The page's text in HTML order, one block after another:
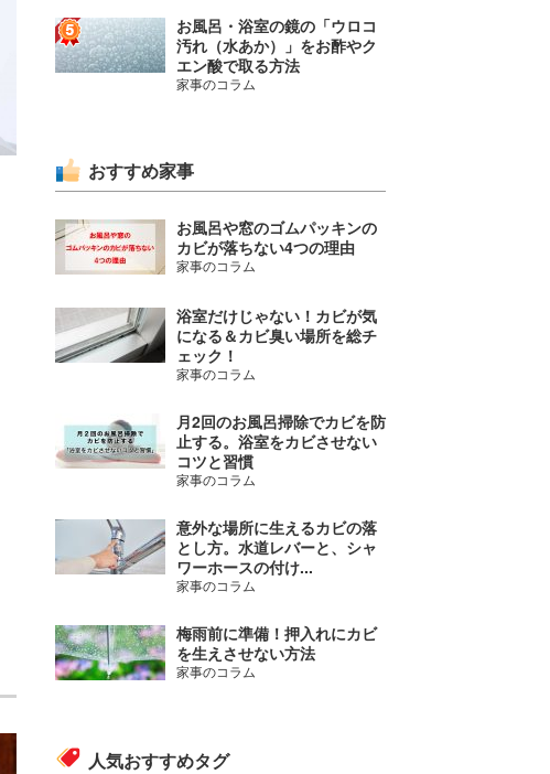
お風呂・浴室の鏡の「ウロコ
汚れ（水あか）」をお酢やク
エン酸で取る方法
家事のコラム
おすすめ家事
お風呂や窓のゴムパッキンの
カビが落ちない4つの理由
家事のコラム
浴室だけじゃない！カビが気
になる＆カビ臭い場所を総チ
ェック！
家事のコラム
月2回のお風呂掃除でカビを防
止する。浴室をカビさせない
コツと習慣
家事のコラム
意外な場所に生えるカビの落
とし方。水道レバーと、シャ
ワーホースの付け...
家事のコラム
梅雨前に準備！押入れにカビ
を生えさせない方法
家事のコラム
人気おすすめタグ